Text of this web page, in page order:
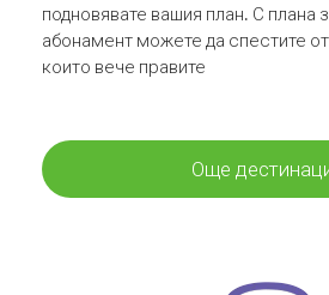
подновявате вашия план. С плана
абонамент можете да спестите
които вече правите
Още